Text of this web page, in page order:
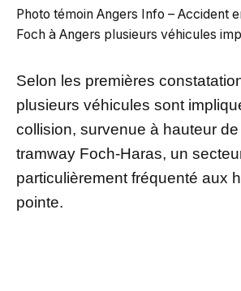
Photo témoin Angers Info – Accident
Foch à Angers plusieurs véhicules
Selon les premières
plusieurs véhicules sont
collision, survenue à hauteur de
tramway Foch-Haras, un
particulièrement fréquenté aux
pointe.